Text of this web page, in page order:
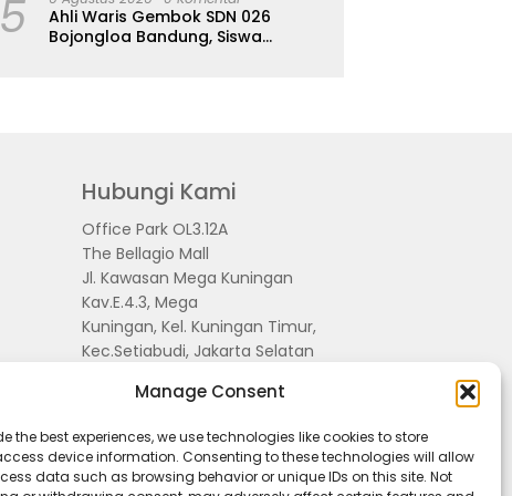
Manage Consent
the best experiences, we use technologies like cookies to store
device information. Consenting to these technologies will allow
data such as browsing behavior or unique IDs on this site. Not
5
Ahli Waris Gembok SDN 026
Bojongloa Bandung, Siswa
Hubungi Kami
Office Park OL3.12A
The Bellagio Mall
Jl. Kawasan Mega Kuningan
Kav.E.4.3, Mega
Kuningan, Kel. Kuningan Timur,
Kec.Setiabudi, Jakarta Selatan